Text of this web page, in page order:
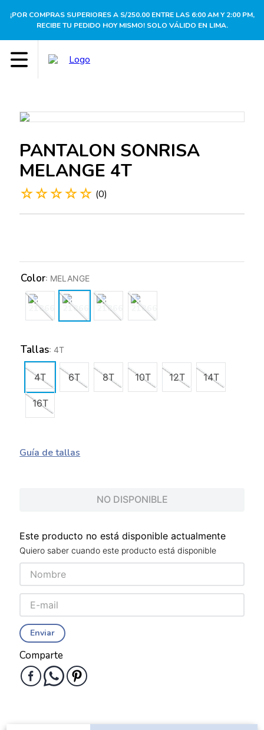
¡POR COMPRAS SUPERIORES A S/250.00 ENTRE LAS 6:00 AM Y 2:00 PM,
RECIBE TU PEDIDO HOY MISMO! SOLO VÁLIDO EN LIMA.
PANTALON SONRISA
MELANGE 4T
☆☆☆☆☆ (0)
Tallas: 4T
4T 6T 8T 10T 12T 14T
16T
Color: MELANGE
Guía de tallas
NO DISPONIBLE
Este producto no está disponible actualmente
Quiero saber cuando este producto está disponible
Enviar
Comparte